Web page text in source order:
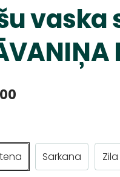
vaska
Sarkana Zila